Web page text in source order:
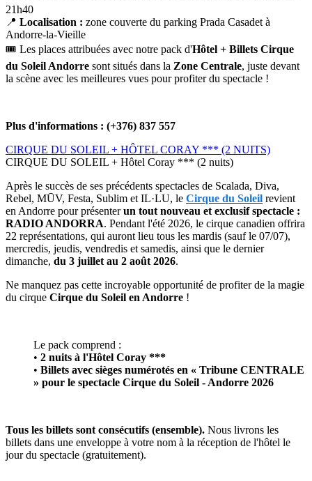
21h40
📍 Localisation : zone couverte du parking Prada Casadet à
Andorre-la-Vieille
🎟️ Les places attribuées avec notre pack d'Hôtel + Billets Cirque
du Soleil Andorre sont situés dans la Zone Centrale, juste devant
la scène avec les meilleures vues pour profiter du spectacle !
Plus d'informations : (+376) 837 557
CIRQUE DU SOLEIL + HÔTEL CORAY *** (2 NUITS)
CIRQUE DU SOLEIL + Hôtel Coray *** (2 nuits)
Après le succès de ses précédents spectacles de Scalada, Diva,
Rebel, MŪV, Festa, Sublim et IL·LU, le Cirque du Soleil revient
en Andorre pour présenterun tout nouveau et exclusif spectacle :
RADIO ANDORRA. Pendant l'été 2026, le cirque canadien offrira
22 représentations, qui auront lieu tous les mardis (sauf le 07/07),
mercredis, jeudis, vendredis et samedis, ainsi que le dernier
dimanche, du 3 juillet au 2 août 2026.
Ne manquez pas cette incroyable opportunité de profiter de la magie
du cirque Cirque du Soleil en Andorre !
Le pack comprend :
• 2 nuits à l'Hôtel Coray ***
• Billets avec sièges numérotés en « Tribune CENTRALE
» pour le spectacle Cirque du Soleil - Andorre 2026
Tous les billets sont consécutifs (ensemble). Nous livrons les
billets dans une enveloppe à votre nom à la réception de l'hôtel le
jour du spectacle (gratuitement).